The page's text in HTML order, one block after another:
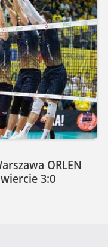
ORLEN
3:0